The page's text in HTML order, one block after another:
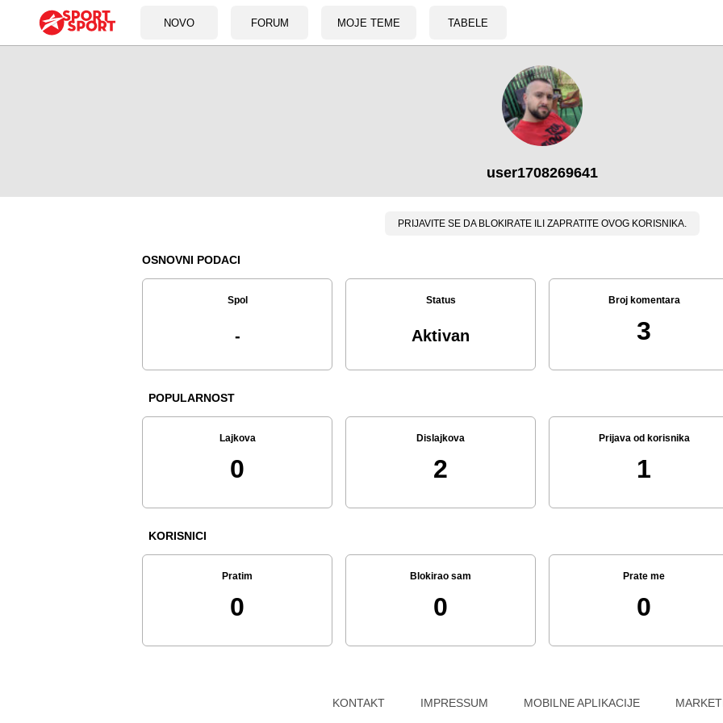
NOVO FORUM MOJE TEME TABELE
user1708269641
PRIJAVITE SE DA BLOKIRATE ILI ZAPRATITE OVOG KORISNIKA.
OSNOVNI PODACI
Spol
-
Status
Aktivan
Broj komentara
3
POPULARNOST
Lajkova
0
Dislajkova
2
Prijava od korisnika
1
KORISNICI
Pratim
0
Blokirao sam
0
Prate me
0
KONTAKT IMPRESSUM MOBILNE APLIKACIJE